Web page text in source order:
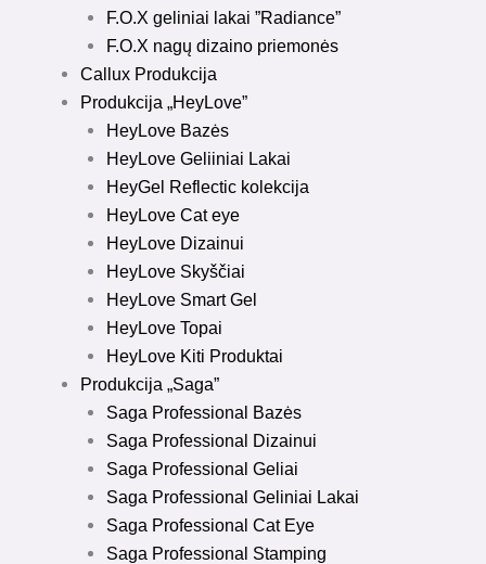
F.O.X geliniai lakai ”Radiance”
F.O.X nagų dizaino priemonės
Callux Produkcija
Produkcija „HeyLove”
HeyLove Bazės
HeyLove Geliiniai Lakai
HeyGel Reflectic kolekcija
HeyLove Cat eye
HeyLove Dizainui
HeyLove Skyščiai
HeyLove Smart Gel
HeyLove Topai
HeyLove Kiti Produktai
Produkcija „Saga”
Saga Professional Bazės
Saga Professional Dizainui
Saga Professional Geliai
Saga Professional Geliniai Lakai
Saga Professional Cat Eye
Saga Professional Stamping